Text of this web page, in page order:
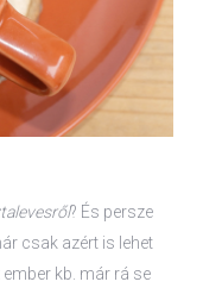
? És persze
csak azért is lehet
kb. már rá se